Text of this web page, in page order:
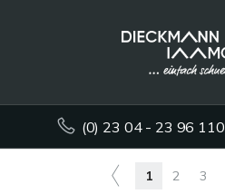
(0) 23 04 - 23 96 110
1 2 3